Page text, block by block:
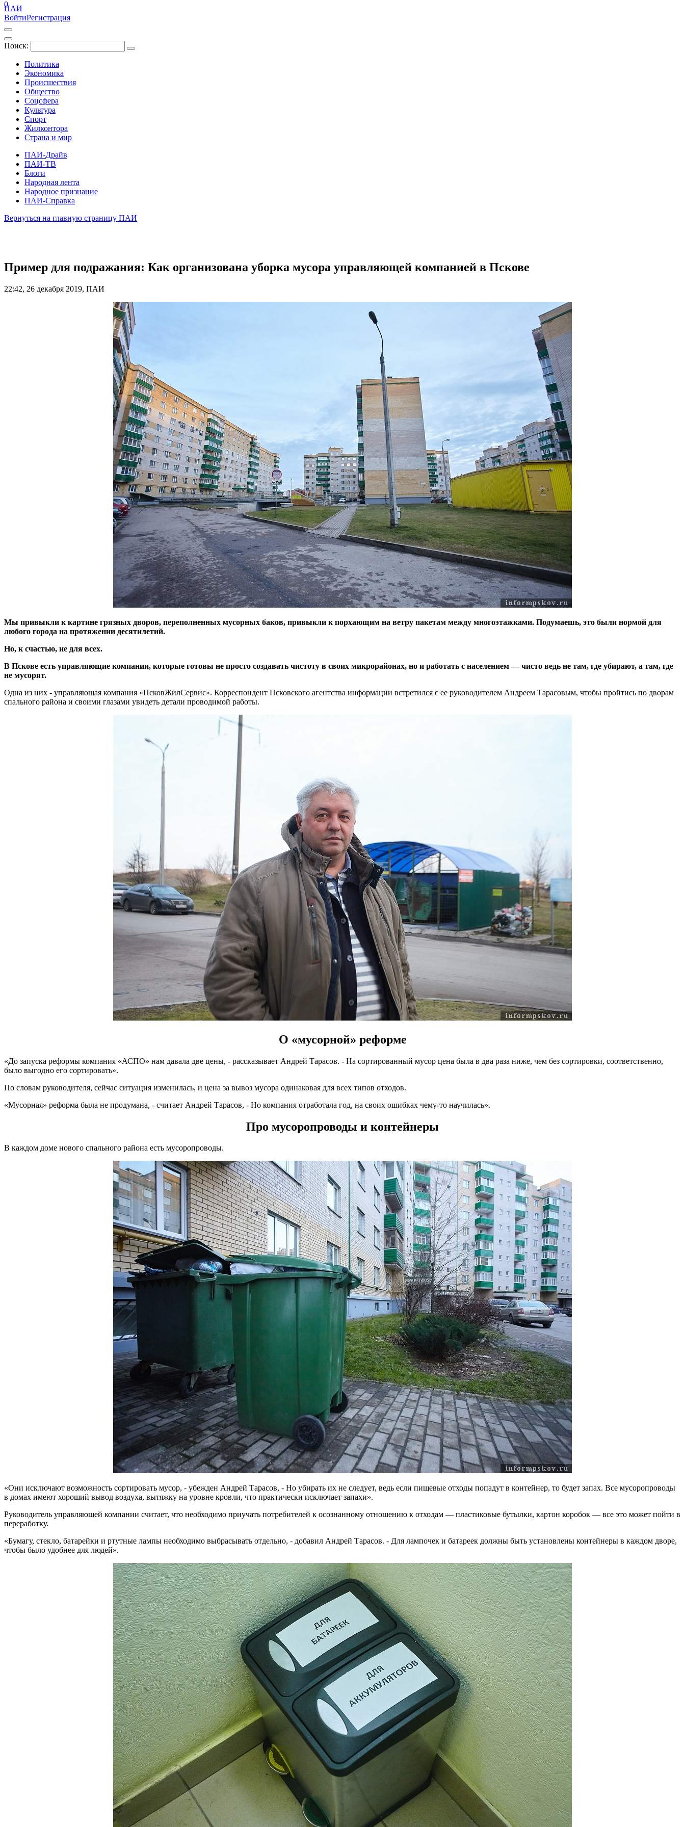
ПАИ
ВойтиРегистрация
Поиск:
Политика
Экономика
Происшествия
Общество
Соцсфера
Культура
Спорт
Жилконтора
Страна и мир
ПАИ-Драйв
ПАИ-ТВ
Блоги
Народная лента
Народное признание
ПАИ-Справка
0
Вернуться на главную страницу ПАИ
Пример для подражания: Как организована уборка мусора управляющей компанией в Пскове
22:42, 26 декабря 2019, ПАИ
Мы привыкли к картине грязных дворов, переполненных мусорных баков, привыкли к порхающим на ветру пакетам между многоэтажками. Подумаешь, это были нормой для
любого города на протяжении десятилетий.
Но, к счастью, не для всех.
В Пскове есть управляющие компании, которые готовы не просто создавать чистоту в своих микрорайонах, но и работать с населением — чисто ведь не там, где убирают, а там, где
не мусорят.
Одна из них - управляющая компания «ПсковЖилСервис». Корреспондент Псковского агентства информации встретился с ее руководителем Андреем Тарасовым, чтобы пройтись по дворам
спального района и своими глазами увидеть детали проводимой работы.
О «мусорной» реформе
«До запуска реформы компания «АСПО» нам давала две цены, - рассказывает Андрей Тарасов. - На сортированный мусор цена была в два раза ниже, чем без сортировки, соответственно,
было выгодно его сортировать».
По словам руководителя, сейчас ситуация изменилась, и цена за вывоз мусора одинаковая для всех типов отходов.
«Мусорная» реформа была не продумана, - считает Андрей Тарасов, - Но компания отработала год, на своих ошибках чему-то научилась».
Про мусоропроводы и контейнеры
В каждом доме нового спального района есть мусоропроводы.
«Они исключают возможность сортировать мусор, - убежден Андрей Тарасов, - Но убирать их не следует, ведь если пищевые отходы попадут в контейнер, то будет запах. Все мусоропроводы
в домах имеют хороший вывод воздуха, вытяжку на уровне кровли, что практически исключает запахи».
Руководитель управляющей компании считает, что необходимо приучать потребителей к осознанному отношению к отходам — пластиковые бутылки, картон коробок — все это может пойти в
переработку.
«Бумагу, стекло, батарейки и ртутные лампы необходимо выбрасывать отдельно, - добавил Андрей Тарасов. - Для лампочек и батареек должны быть установлены контейнеры в каждом дворе,
чтобы было удобнее для людей».